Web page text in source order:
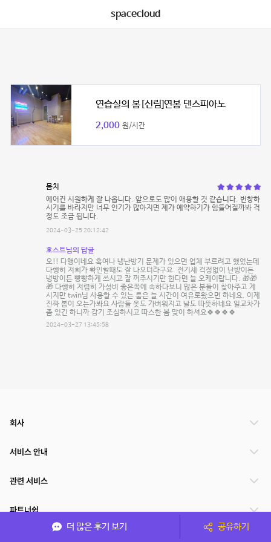
spacecloud
연습실의 봄[신림]연봄 댄스피아노
2,000 원/시간
몸치
에어컨 시원하게 잘 나옵니다. 앞으로도 많이 애용할 것 같습니다. 번창하
시기를 바라지만 너무 인기가 많아지면 제가 예약하기가 힘들어질까봐 걱
정도 조금 됩니다.
2024-03-25 20:12:42
호스트님의 답글
오!! 다행이네요 혹여나 냉난방기 문제가 있으면 업체 부르려고 했었는데
다행히 저희가 확인할때도 잘 나오더라구요. 전기세 걱정없이 난방이든
냉방이든 빵빵하게 쓰시고 잘 꺼주시기만 한다면 늘 오케이랍니다. 🎁🎁
🎁 다행히 저렴히 가성비 좋은쪽에 속하다보니 많은 분들이 찾아주고 계
시지만 twin님 사용할 수 있는 룸은 늘 시간이 여유로왔으면 하네요. 이제
진짜 봄이 오는가봐요 사람들 옷도 가벼워지고 날도 따뜻하네요 일교차가
좀 있긴 하니까 감기 조심하시고 따스한 봄 맞이 하셔요🍀🍀🍀🍀
2024-03-27 13:45:58
더 많은 후기 보기 공유하기
회사
서비스 안내
관련 서비스
파트너쉽